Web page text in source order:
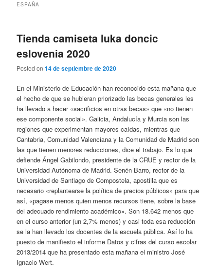
ESPAÑA
Tienda camiseta luka doncic
eslovenia 2020
Posted on14 de septiembre de 2020
En el Ministerio de Educación han reconocido esta mañana que
el hecho de que se hubieran priorizado las becas generales les
ha llevado a hacer «sacrificios en otras becas» que «no tienen
ese componente social». Galicia, Andalucía y Murcia son las
regiones que experimentan mayores caídas, mientras que
Cantabria, Comunidad Valenciana y la Comunidad de Madrid son
las que tienen menores reducciones, dice el trabajo. Es lo que
defiende Ángel Gabilondo, presidente de la CRUE y rector de la
Universidad Autónoma de Madrid. Senén Barro, rector de la
Universidad de Santiago de Compostela, apostilla que es
necesario «replantearse la política de precios públicos» para que
así, «pagase menos quien menos recursos tiene, sobre la base
del adecuado rendimiento académico». Son 18.642 menos que
en el curso anterior (un 2,7% menos) y casi toda esa reducción
se la han llevado los docentes de la escuela pública. Así lo ha
puesto de manifiesto el informe Datos y cifras del curso escolar
2013/2014 que ha presentado esta mañana el ministro José
Ignacio Wert.